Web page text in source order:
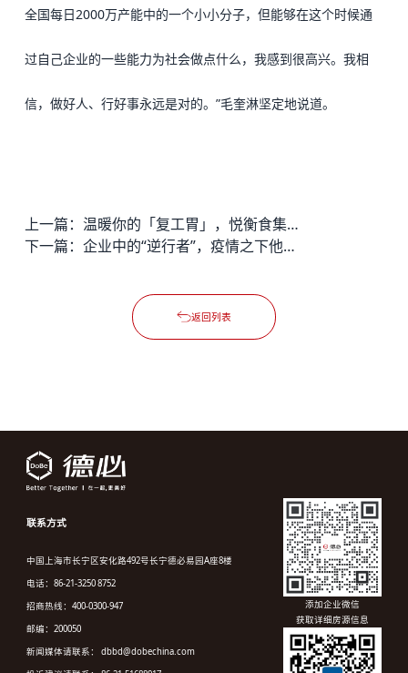
全国每日2000万产能中的一个小小分子，但能够在这个时候通
过自己企业的一些能力为社会做点什么，我感到很高兴。我相
信，做好人、行好事永远是对的。”毛奎淋坚定地说道。
上一篇：
温暖你的「复工胃」，悦衡食集 x 德必百元午餐免费送！
下一篇：
企业中的“逆行者”，疫情之下他们为何仍在寻求扩租？
返回列表
联系方式
中国上海市长宁区安化路492号长宁德必易园A座8楼
电话：86-21-3250 8752
招商热线：400-0300-947
邮编：200050
新闻媒体请联系： dbbd@dobechina.com
添加企业微信
获取详细房源信息